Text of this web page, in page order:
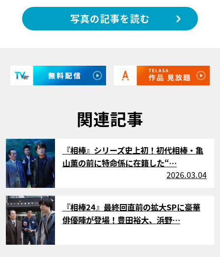
写真の記事を読む
関連記事
サムネイル
『相棒』シリーズ史上初！初代相棒・亀
山薫の前に特命係に在籍した“…
2026.03.04
サムネイル
『相棒24』最終回直前の拡大SPに豪華
俳優陣が登場！豊田裕大、浜野…